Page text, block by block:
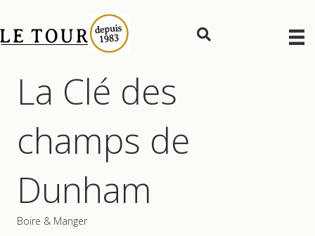
La Clé des
champs de
Dunham
Boire & Manger